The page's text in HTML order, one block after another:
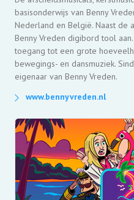
basisonderwijs van Benny
Nederland en België. Naast de
Benny Vreden digibord tool
toegang tot een grote
bewegings- en dansmuziek.
eigenaar van Benny Vreden.
www.bennyvreden.nl